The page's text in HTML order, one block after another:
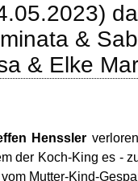
&
& Elke
Henssler
der Koch-King es -
Mutter-Kind-